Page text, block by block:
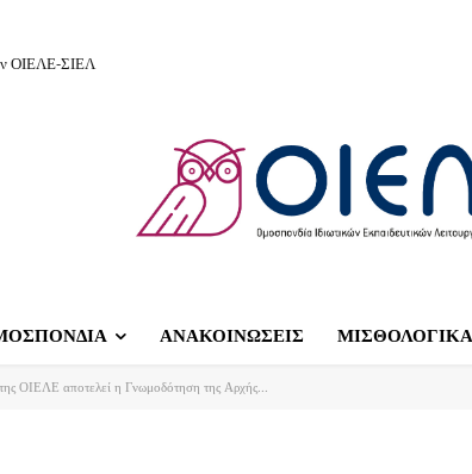
ΟΙΕΛΕ-ΣΙΕΛ
ΑΝΑΚΟΙΝΩΣΕΙΣ ΜΙΣΘΟΛΟΓΙΚΑ
ΟΙΕΛΕ αποτελεί η Γνωμοδότηση της Αρχής...